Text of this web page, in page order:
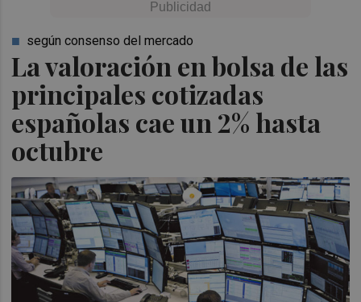
La valoración en bolsa de las
principales cotizadas
españolas cae un 2% hasta
octubre
según consenso del mercado